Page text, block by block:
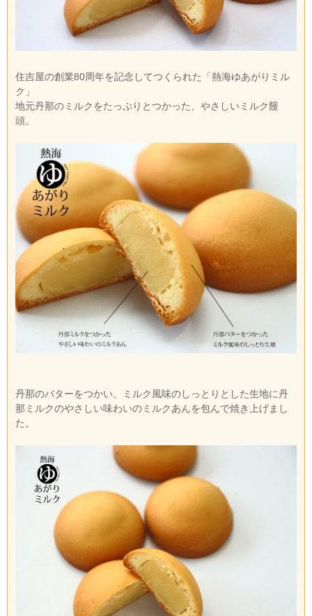
住吉屋の創業80周年を記念してつくられた「熱海ゆあがりミル
ク」
地元丹那のミルクをたっぷりとつかった、やさしいミルク饅
頭。
丹那のバターをつかい、ミルク風味のしっとりとした生地に丹
那ミルクのやさしい味わいのミルクあんを包んで焼き上げまし
た。